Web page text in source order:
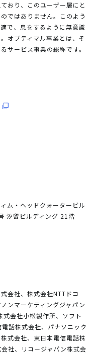
おり、このユーザー層にと
ではありません。このよう
で、息をするように無意識
オプティマル事業とは、そ
サービス事業の総称です。
ム・ヘッドクォータービル
汐留ビルディング 21階
会社、株式会社NTTドコ
ンマーケティングジャパン
会社小松製作所、ソフト
話株式会社、パナソニック
式会社、東日本電信電話株
社、リコージャパン株式会